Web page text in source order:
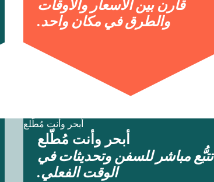
قارن بين الأسعار والأوقات
والطرق في مكان واحد.
أبحر وأنت مُطّلع
تتبُّع مباشر للسفن وتحديثات في
الوقت الفعلي.